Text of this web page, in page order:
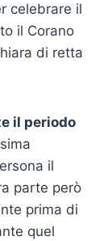
celebrare il
il Corano
di retta
il periodo
il
parte però
prima di
quel